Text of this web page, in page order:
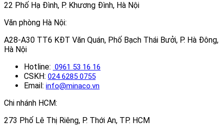
22 Phố Hạ Đình, P. Khương Đình, Hà Nội
Văn phòng Hà Nội:
A28-A30 TT6 KĐT Văn Quán, Phố Bạch Thái Bưởi, P. Hà Đông,
Hà Nội
Hotline: 0961 53 16 16
CSKH: 024 6285 0755
Email: info@minaco.vn
Chi nhánh HCM:
273 Phố Lê Thị Riêng, P. Thới An, TP. HCM